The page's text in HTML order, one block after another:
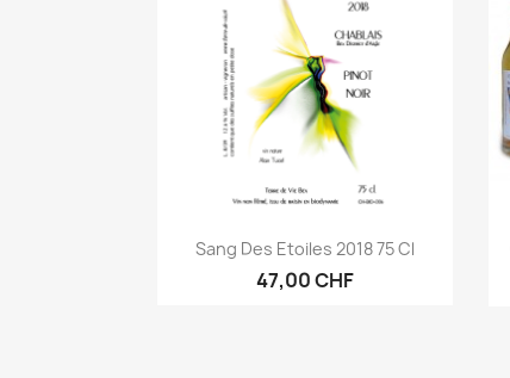
Aperçu rapide
Sang Des Etoiles 2018 75 Cl
47,00 CHF